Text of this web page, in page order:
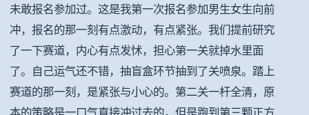
未敢报名参加过。这是我第一次报名参加男生女生向前
冲，报名的那一刻有点激动，有点紧张。我们提前研究
了一下赛道，内心有点发怵，担心第一关就掉水里面
了。自己运气还不错，抽盲盒环节抽到了关喷泉。踏上
赛道的那一刻，是紧张与小心的。第二关一杆全清，原